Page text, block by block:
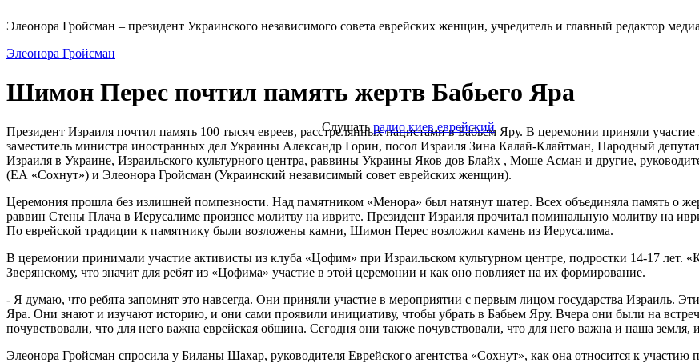
Элеонора Гройсман – президент Украинского независимого совета еврейских женщин, учредитель и главный редактор
Элеонора Гройсман
Слушатьрадио киев еврейский
Шимон Перес почтил память жертв Бабьего Яра
Президент Израиля почтил память 100 тысяч евреев, расстрелянных нацистами в Бабьем Яру. В церемонии приняли
заместитель министра иностранных дел Украины Александр Горин, посол Израиля Зина Калай-Клайтман, Народный
Израиля в Украине, Израильского культурного центра, раввины Украины Яков дов Блайх , Моше Асман и другие,
(ЕА «Сохнут») и Элеонора Гройсман (Украинский независимый совет еврейских женщин).
Церемония прошла без излишней помпезности. Над памятником «Менора» был натянут шатер. Всех объединяла память о
раввин Стены Плача в Иерусалиме произнес молитву на иврите. Президент Израиля прочитал поминальную молитву на
По еврейской традиции к памятнику были возложены камни, Шимон Перес возложил камень из Иерусалима.
В церемонии принимали участие активисты из клуба «Цофим» при Израильском культурном центре, подростки 14-17 лет.
Зверянскому, что значит для ребят из «Цофима» участие в этой церемонии и как оно повлияет на их формирование.
- Я думаю, что ребята запомнят это навсегда. Они приняли участие в мероприятии с первым лицом государства Израиль.
Яра. Они знают и изучают историю, и они сами проявили инициативу, чтобы убрать в Бабьем Яру. Вчера они были на
почувствовали, что для него важна еврейская община. Сегодня они также почувствовали, что для него важна и наша земля,
Элеонора Гройсман спросила у Биланы Шахар, руководителя Еврейского агентства «Сохнут», как она относится к участию